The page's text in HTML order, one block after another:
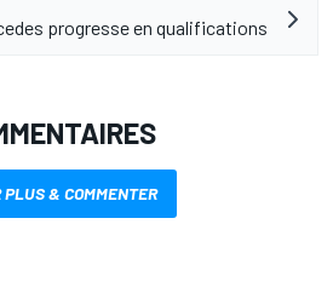
progresse en qualifications
PLUS & COMMENTER